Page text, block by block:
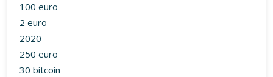
100 euro
2 euro
2020
250 euro
30 bitcoin